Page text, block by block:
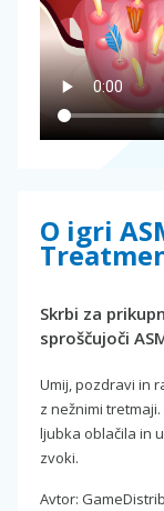
O igri
Skrbi za
sproščujoči
Umij, pozdravi in
z nežnimi
ljubka oblačila in
zvoki.
Avtor: